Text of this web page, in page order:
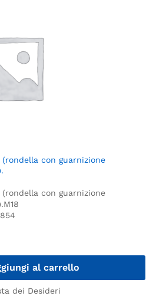
con guarnizione
con guarnizione
M18
al carrello
dei Desideri